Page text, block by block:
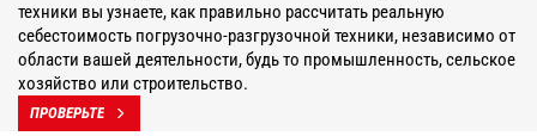
техники вы узнаете, как правильно рассчитать реальную
себестоимость погрузочно-разгрузочной техники, независимо от
области вашей деятельности, будь то промышленность, сельское
хозяйство или строительство.
ПРОВЕРЬТЕ